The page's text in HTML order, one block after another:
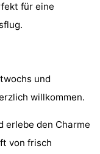
für eine
und
willkommen.
erlebe den Charme
von frisch